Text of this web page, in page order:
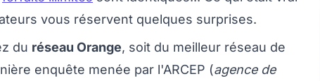
vous réservent quelques surprises.
du réseau Orange, soit du meilleur réseau de
enquête menée par l'ARCEP (agence de